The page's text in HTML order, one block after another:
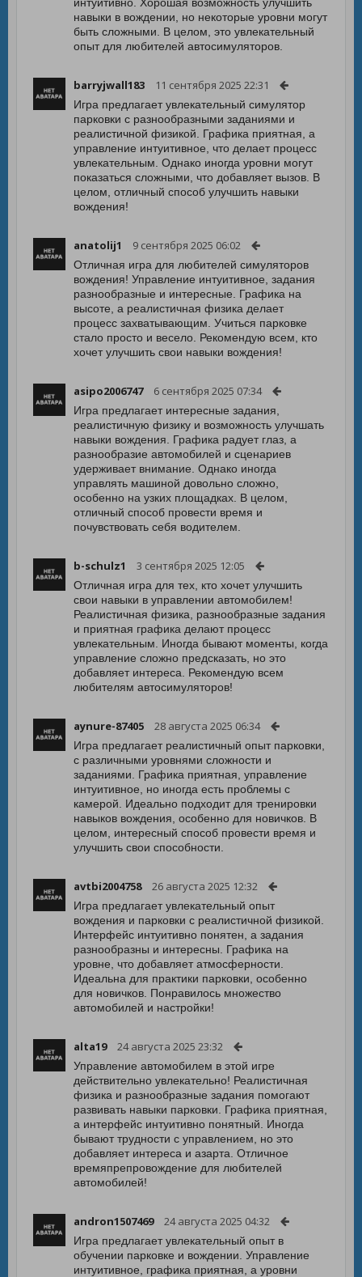
навыки в вождении, но некоторые уровни могут
быть сложными. В целом, это увлекательный
опыт для любителей автосимуляторов.
barryjwall183 11 сентября 2025 22:31
Игра предлагает увлекательный симулятор
парковки с разнообразными заданиями и
реалистичной физикой. Графика приятная, а
управление интуитивное, что делает процесс
увлекательным. Однако иногда уровни могут
показаться сложными, что добавляет вызов. В
целом, отличный способ улучшить навыки
вождения!
anatolij1 9 сентября 2025 06:02
Отличная игра для любителей симуляторов
вождения! Управление интуитивное, задания
разнообразные и интересные. Графика на
высоте, а реалистичная физика делает
процесс захватывающим. Учиться парковке
стало просто и весело. Рекомендую всем, кто
хочет улучшить свои навыки вождения!
asipo2006747 6 сентября 2025 07:34
Игра предлагает интересные задания,
реалистичную физику и возможность улучшать
навыки вождения. Графика радует глаз, а
разнообразие автомобилей и сценариев
удерживает внимание. Однако иногда
управлять машиной довольно сложно,
особенно на узких площадках. В целом,
отличный способ провести время и
почувствовать себя водителем.
b-schulz1 3 сентября 2025 12:05
Отличная игра для тех, кто хочет улучшить
свои навыки в управлении автомобилем!
Реалистичная физика, разнообразные задания
и приятная графика делают процесс
увлекательным. Иногда бывают моменты, когда
управление сложно предсказать, но это
добавляет интереса. Рекомендую всем
любителям автосимуляторов!
aynure-87405 28 августа 2025 06:34
Игра предлагает реалистичный опыт парковки,
с различными уровнями сложности и
заданиями. Графика приятная, управление
интуитивное, но иногда есть проблемы с
камерой. Идеально подходит для тренировки
навыков вождения, особенно для новичков. В
целом, интересный способ провести время и
улучшить свои способности.
avtbi2004758 26 августа 2025 12:32
Игра предлагает увлекательный опыт
вождения и парковки с реалистичной физикой.
Интерфейс интуитивно понятен, а задания
разнообразны и интересны. Графика на
уровне, что добавляет атмосферности.
Идеальна для практики парковки, особенно
для новичков. Понравилось множество
автомобилей и настройки!
alta19 24 августа 2025 23:32
Управление автомобилем в этой игре
действительно увлекательно! Реалистичная
физика и разнообразные задания помогают
развивать навыки парковки. Графика приятная,
а интерфейс интуитивно понятный. Иногда
бывают трудности с управлением, но это
добавляет интереса и азарта. Отличное
времяпрепровождение для любителей
автомобилей!
andron1507469 24 августа 2025 04:32
Игра предлагает увлекательный опыт в
обучении парковке и вождении. Управление
интуитивное, графика приятная, а уровни